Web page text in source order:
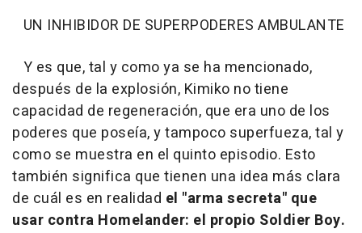
UN INHIBIDOR DE SUPERPODERES AMBULANTE
Y es que, tal y como ya se ha mencionado,
después de la explosión, Kimiko no tiene
capacidad de regeneración, que era uno de los
poderes que poseía, y tampoco superfueza, tal y
como se muestra en el quinto episodio. Esto
también significa que tienen una idea más clara
de cuál es en realidad el "arma secreta" que
usar contra Homelander: el propio Soldier Boy.